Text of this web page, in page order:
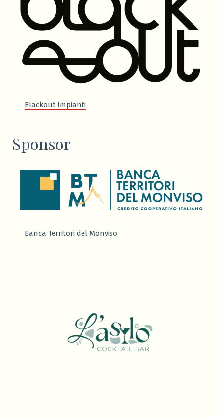
Blackout Impianti
Sponsor
Banca Territori del Monviso